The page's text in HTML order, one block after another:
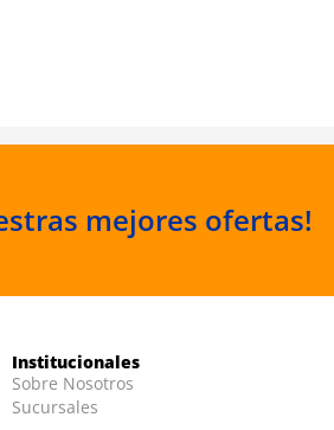
mejores ofertas!
Institucionales
Sobre Nosotros
Sucursales